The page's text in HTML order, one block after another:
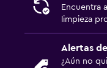
Encuentra
limpieza
Alertas
¿Aún no